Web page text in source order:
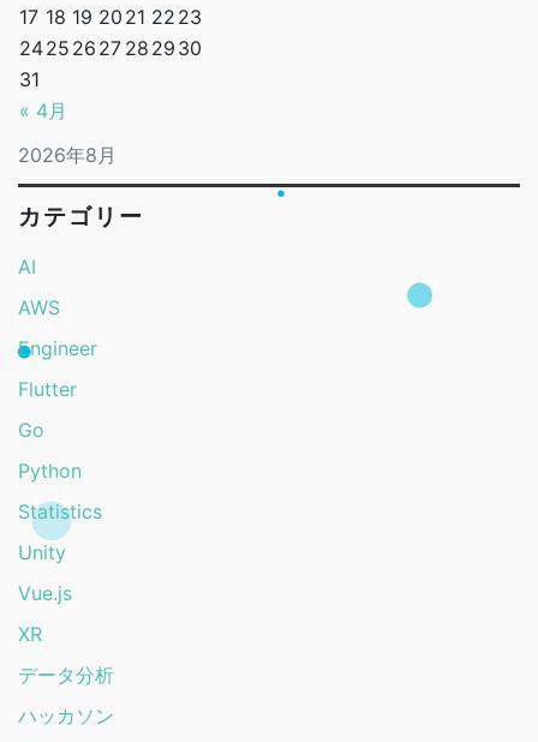
2026年8月
« 4月
17 18 19 20 21 22 23
2425 26 27 28 29 30
31
カテゴリー
AI
AWS
Engineer
Flutter
Go
Python
Statistics
Unity
Vue.js
XR
データ分析
ハッカソン